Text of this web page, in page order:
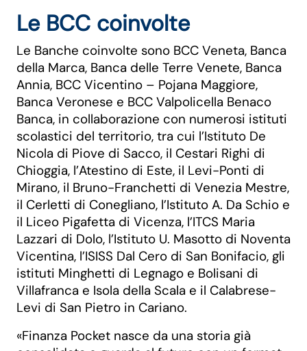
Le BCC coinvolte
Le Banche coinvolte sono BCC Veneta, Banca
della Marca, Banca delle Terre Venete, Banca
Annia, BCC Vicentino – Pojana Maggiore,
Banca Veronese e BCC Valpolicella Benaco
Banca, in collaborazione con numerosi istituti
scolastici del territorio, tra cui l’Istituto De
Nicola di Piove di Sacco, il Cestari Righi di
Chioggia, l’Atestino di Este, il Levi-Ponti di
Mirano, il Bruno-Franchetti di Venezia Mestre,
il Cerletti di Conegliano, l’Istituto A. Da Schio e
il Liceo Pigafetta di Vicenza, l’ITCS Maria
Lazzari di Dolo, l’Istituto U. Masotto di Noventa
Vicentina, l’ISISS Dal Cero di San Bonifacio, gli
istituti Minghetti di Legnago e Bolisani di
Villafranca e Isola della Scala e il Calabrese-
Levi di San Pietro in Cariano.
«Finanza Pocket nasce da una storia già